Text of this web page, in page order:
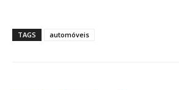
TAGS automóveis